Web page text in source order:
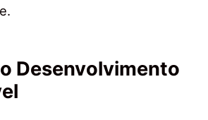
Desenvolvimento